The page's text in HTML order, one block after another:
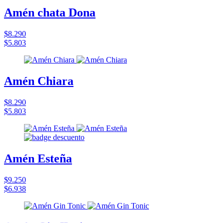
Amén chata Dona
$8.290
$5.803
Amén Chiara
$8.290
$5.803
Amén Esteña
$9.250
$6.938